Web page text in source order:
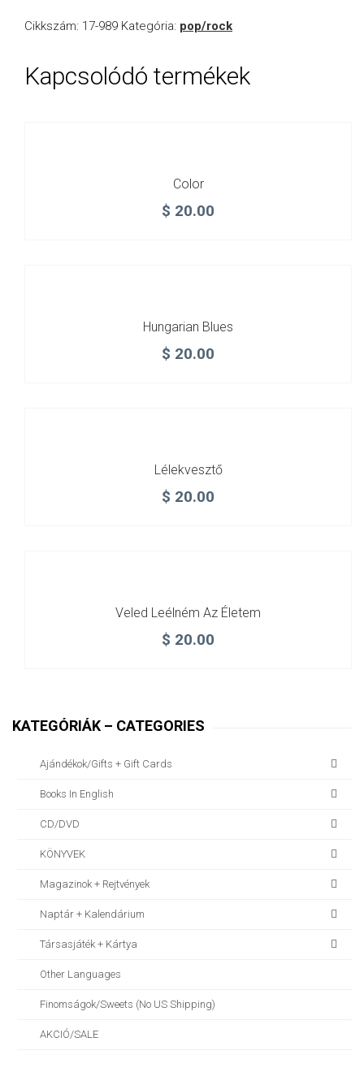
Cikkszám: 17-989 Kategória: pop/rock
Kapcsolódó termékek
Color
$ 20.00
Hungarian Blues
$ 20.00
Lélekvesztő
$ 20.00
Veled Leélném Az Életem
$ 20.00
KATEGÓRIÁK – CATEGORIES
Ajándékok/gifts + Gift Cards
Books In English
CD/DVD
KÖNYVEK
Magazinok + Rejtvények
Naptár + Kalendárium
Társasjáték + Kártya
Other Languages
Finomságok/sweets (no US Shipping)
AKCIÓ/SALE